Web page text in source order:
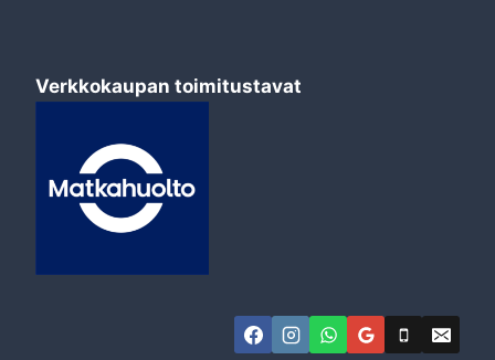
Verkkokaupan toimitustavat